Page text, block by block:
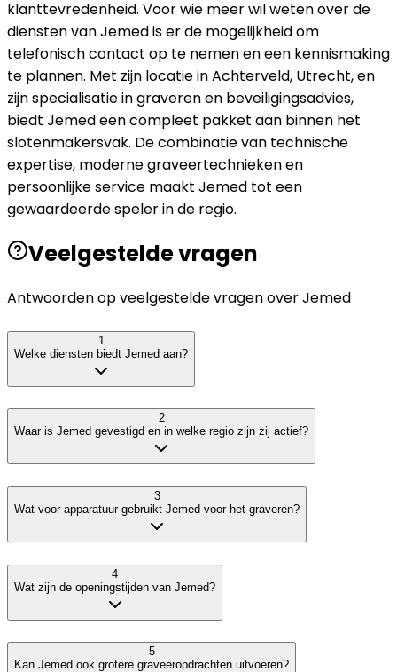
klanttevredenheid. Voor wie meer wil weten over de
diensten van Jemed is er de mogelijkheid om
telefonisch contact op te nemen en een kennismaking
te plannen. Met zijn locatie in Achterveld, Utrecht, en
zijn specialisatie in graveren en beveiligingsadvies,
biedt Jemed een compleet pakket aan binnen het
slotenmakersvak. De combinatie van technische
expertise, moderne graveertechnieken en
persoonlijke service maakt Jemed tot een
gewaardeerde speler in de regio.
Veelgestelde vragen
Antwoorden op veelgestelde vragen overJemed
1
Welke diensten biedt Jemed aan?
2
Waar is Jemed gevestigd en in welke regio zijn zij actief?
3
Wat voor apparatuur gebruikt Jemed voor het graveren?
4
Wat zijn de openingstijden van Jemed?
5
Kan Jemed ook grotere graveeropdrachten uitvoeren?